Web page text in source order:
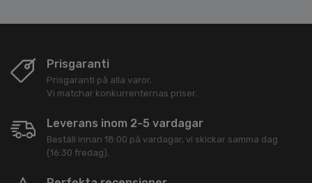
Prisgaranti
Prisgaranti på alla varor.
Vi matchar konkurrenternas priser.
Leverans inom 2-5 vardagar
Beställ innan 18:00 på vardagar, vi skickar samma dag
(16:30 fredag).